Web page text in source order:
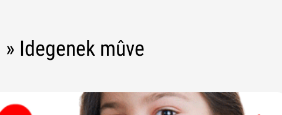
» Idegenek mûve